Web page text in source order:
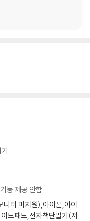
능 제공 안함
터 미지원),아이폰,아이
드패드,전자책단말기(저